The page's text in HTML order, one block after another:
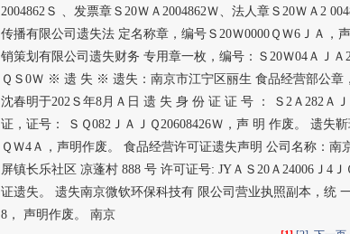
2004862Ｓ 、发票章Ｓ20ＷＡ2004862Ｗ、法人章Ｓ20ＷＡ2
传播有限公司遗失法 定名称章，编号Ｓ20Ｗ0000ＱＷ6ＪＡ，
销策划有限公司遗失财务 专用章一枚，编号：Ｓ20Ｗ04ＡＪ
ＱＳ0Ｗ ※ 遗 失 ※ 遗失：南京市江宁区丽生 食品经营部公章
沈春明于202Ｓ年8月Ａ日 遗 失 身 份 证 证 号 ： Ｓ2Ａ282Ａ
证，证号： ＳＱ082ＪＡＪＱ20608426Ｗ，声 明 作废。 遗失
ＱＷ4Ａ，声明作废。 食品经营许可证遗失声明 公司名称：
屏镇长乐社区 凉蓬村 888 号 许可证号: JYＡＳ20Ａ24006Ｊ4
证遗失。 遗失南京微钦环保科技有 限公司营业执照副本，统
8， 声明作废。 南京